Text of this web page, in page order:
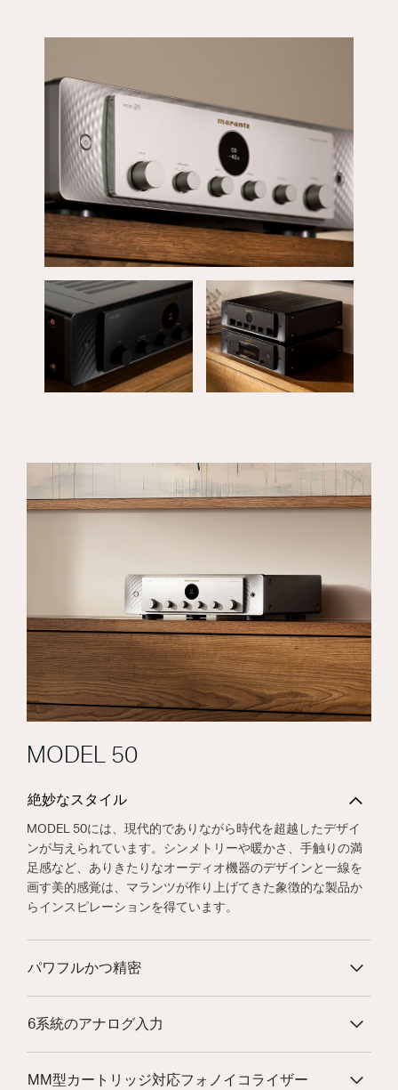
MODEL 50
絶妙なスタイル
MODEL 50には、現代的でありながら時代を超越したデザイ
ンが与えられています。シンメトリーや暖かさ、手触りの満
足感など、ありきたりなオーディオ機器のデザインと一線を
画す美的感覚は、マランツが作り上げてきた象徴的な製品か
らインスピレーションを得ています。
パワフルかつ精密
6系統のアナログ入力
MM型カートリッジ対応フォノイコライザー